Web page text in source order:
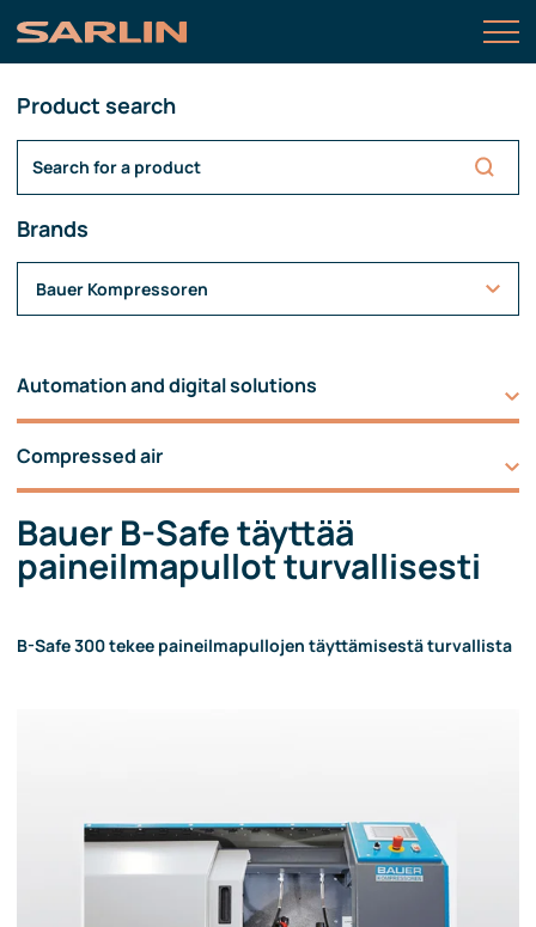
Product search
Brands
Bauer Kompressoren
Automation and digital solutions
Compressed air
Bauer B-Safe täyttää
paineilmapullot turvallisesti
B-Safe 300 tekee paineilmapullojen täyttämisestä turvallista